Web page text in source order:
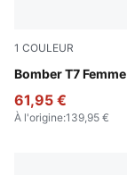
1 COULEUR
Bomber T7 Femme
Puma Black
61,95 €
À l'origine:139,95 €